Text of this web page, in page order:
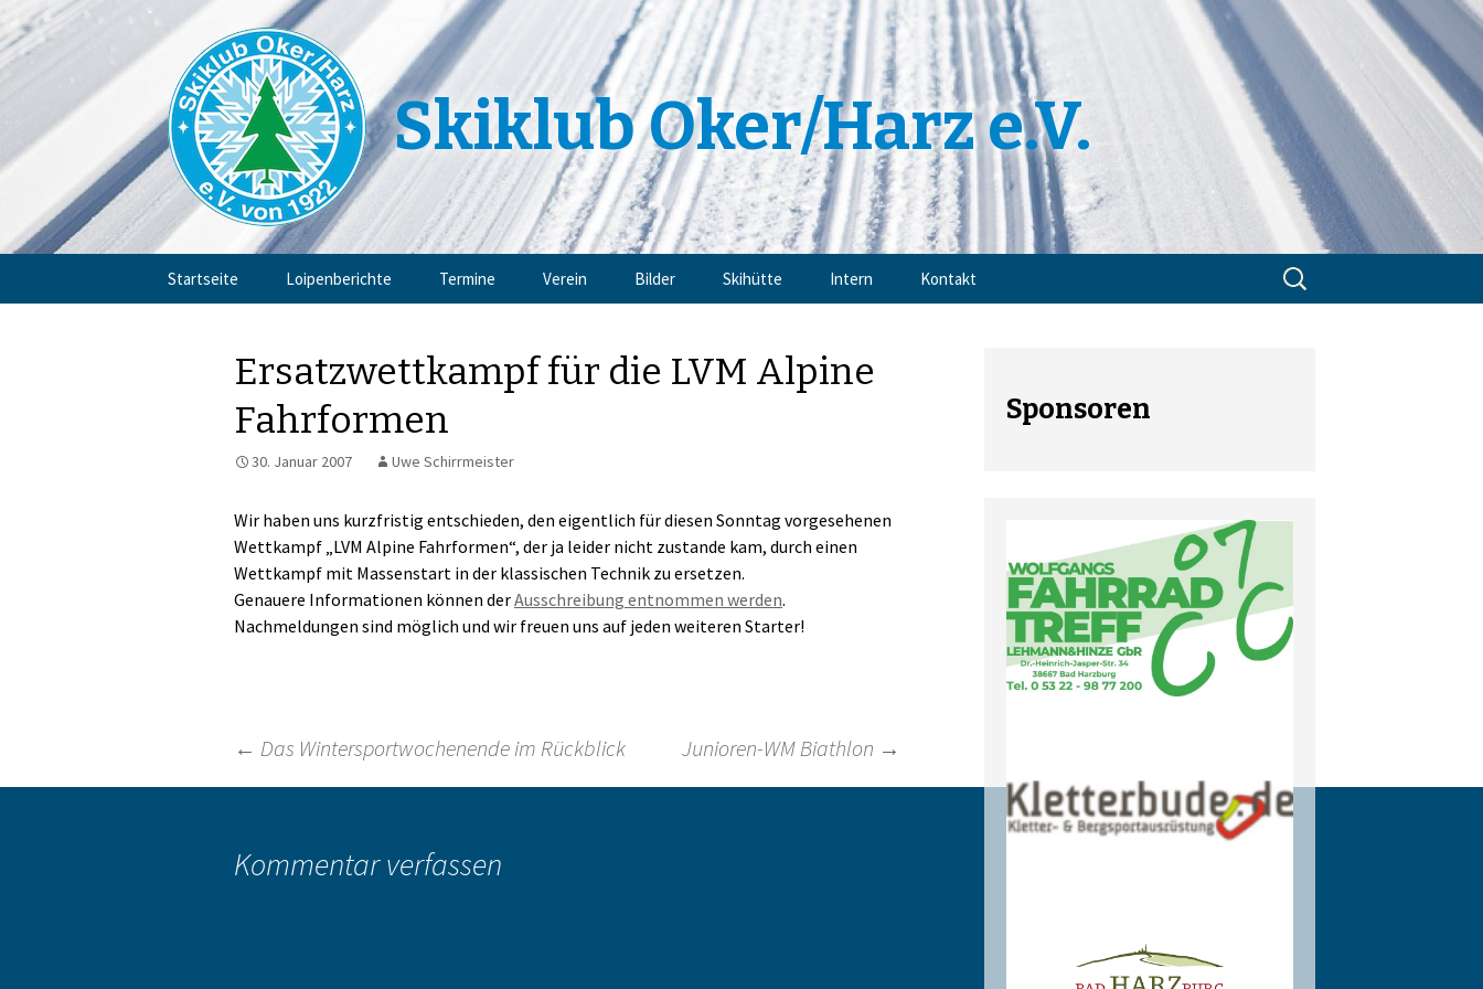
Skiklub Oker/Harz e.V.
Startseite Loipenberichte Termine Verein
Trainingsangebote
Links
Bilder Skihütte Intern Kontakt
Suchen
nach:
Ersatzwettkampf für die LVM Alpine
Fahrformen
30. Januar 2007 Uwe Schirrmeister
Wir haben uns kurzfristig entschieden, den eigentlich für diesen Sonntag vorgesehenen
Wettkampf „LVM Alpine Fahrformen“, der ja leider nicht zustande kam, durch einen
Wettkampf mit Massenstart in der klassischen Technik zu ersetzen.
Genauere Informationen können derAusschreibung entnommen werden.
Nachmeldungen sind möglich und wir freuen uns auf jeden weiteren Starter!
Beitragsnavigation
← Das Wintersportwochenende im Rückblick Junioren-WM Biathlon →
Kommentar verfassen
Sponsoren